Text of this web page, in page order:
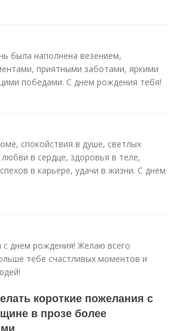
была наполнена везением,
приятными заботами, яркими
победами. С днем рождения тебя!
спокойствия в душе, светлых
в сердце, здоровья в теле,
в карьере, удачи в жизни. С днем
днем рождения! Желаю всего
тебе счастливых моментов и
короткие пожелания с
в прозе более